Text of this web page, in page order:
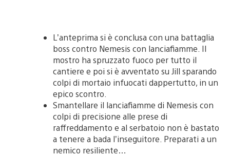
L’anteprima si è conclusa con una battaglia
boss contro Nemesis con lanciafiamme. Il
mostro ha spruzzato fuoco per tutto il
cantiere e poi si è avventato su Jill sparando
colpi di mortaio infuocati dappertutto, in un
epico scontro.
Smantellare il lanciafiamme di Nemesis con
colpi di precisione alle prese di
raffreddamento e al serbatoio non è bastato
a tenere a bada l’inseguitore. Preparati a un
nemico resiliente…